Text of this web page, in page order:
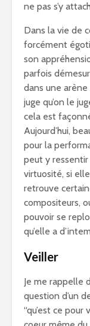
ne pas s’y
Dans la vie de
forcément
son
parfois
dans une
juge qu’on le
cela est
Aujourd’hui,
pour la
peut y
virtuosité, si elle
retrouve
compositeurs,
pouvoir se
qu’elle a
Veiller
Je me rappelle
question d’un
“qu’est ce pour